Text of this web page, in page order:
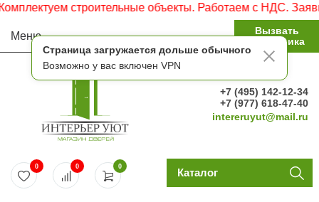
Страница загружается дольше обычного
Возможно у вас включен VPN
строительные объекты. Работаем с НДС. Заявки
Меню
Вызвать
замерщика
+7 (495) 142-12-34
+7 (977) 618-47-40
intereruyut@mail.ru
0
0 0 Каталог